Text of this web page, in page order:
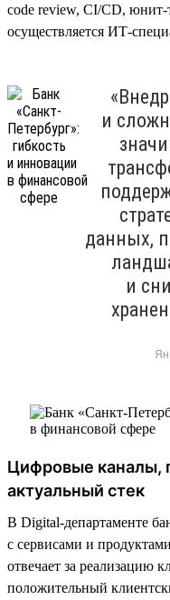
code review, CI/CD,
осуществляется ИТ-
и
данных,
и
Ян
Цифровые каналы,
актуальный стек
В Digital-департаменте
с сервисами и
отвечает за реализацию
положительный